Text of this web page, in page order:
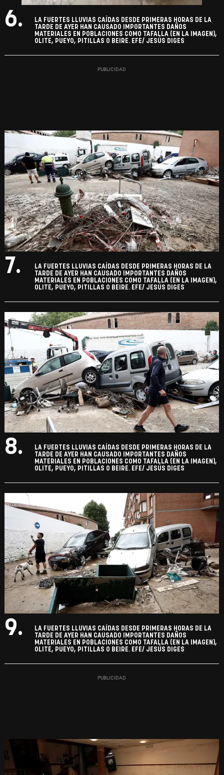
6.
LA FUERTES LLUVIAS CAÍDAS DESDE PRIMERAS HORAS DE LA
TARDE DE AYER HAN CAUSADO IMPORTANTES DAÑOS
MATERIALES EN POBLACIONES COMO TAFALLA (EN LA IMAGEN),
OLITE, PUEYO, PITILLAS O BEIRE. EFE/ JESÚS DIGES
7.
LA FUERTES LLUVIAS CAÍDAS DESDE PRIMERAS HORAS DE LA
TARDE DE AYER HAN CAUSADO IMPORTANTES DAÑOS
MATERIALES EN POBLACIONES COMO TAFALLA (EN LA IMAGEN),
OLITE, PUEYO, PITILLAS O BEIRE. EFE/ JESÚS DIGES
8.
LA FUERTES LLUVIAS CAÍDAS DESDE PRIMERAS HORAS DE LA
TARDE DE AYER HAN CAUSADO IMPORTANTES DAÑOS
MATERIALES EN POBLACIONES COMO TAFALLA (EN LA IMAGEN),
OLITE, PUEYO, PITILLAS O BEIRE. EFE/ JESÚS DIGES
9.
LA FUERTES LLUVIAS CAÍDAS DESDE PRIMERAS HORAS DE LA
TARDE DE AYER HAN CAUSADO IMPORTANTES DAÑOS
MATERIALES EN POBLACIONES COMO TAFALLA (EN LA IMAGEN),
OLITE, PUEYO, PITILLAS O BEIRE. EFE/ JESÚS DIGES